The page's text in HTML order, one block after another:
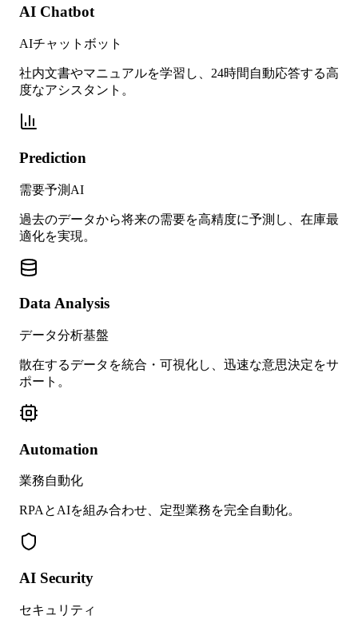
AI Chatbot
AIチャットボット
社内文書やマニュアルを学習し、24時間自動応答する高
度なアシスタント。
Prediction
需要予測AI
過去のデータから将来の需要を高精度に予測し、在庫最
適化を実現。
Data Analysis
データ分析基盤
散在するデータを統合・可視化し、迅速な意思決定をサ
ポート。
Automation
業務自動化
RPAとAIを組み合わせ、定型業務を完全自動化。
AI Security
セキュリティ